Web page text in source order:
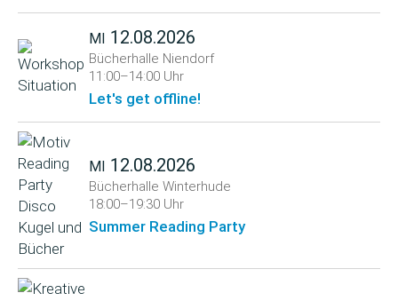
MI 12.08.2026
Bücherhalle Niendorf
11:00–14:00 Uhr
Let's get offline!
MI 12.08.2026
Bücherhalle Winterhude
18:00–19:30 Uhr
Summer Reading Party